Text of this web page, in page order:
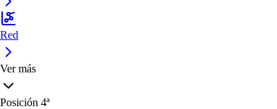
Red
Ver más
Posición 4ª